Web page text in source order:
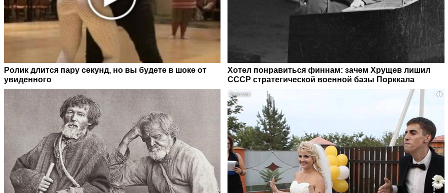
Ролик длится пару секунд, но вы будете в шоке от
увиденного
Хотел понравиться финнам: зачем Хрущев лишил
СССР стратегической военной базы Порккала
i